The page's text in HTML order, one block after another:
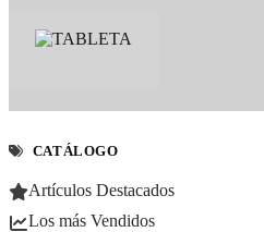
CATÁLOGO
Artículos Destacados
Los más Vendidos